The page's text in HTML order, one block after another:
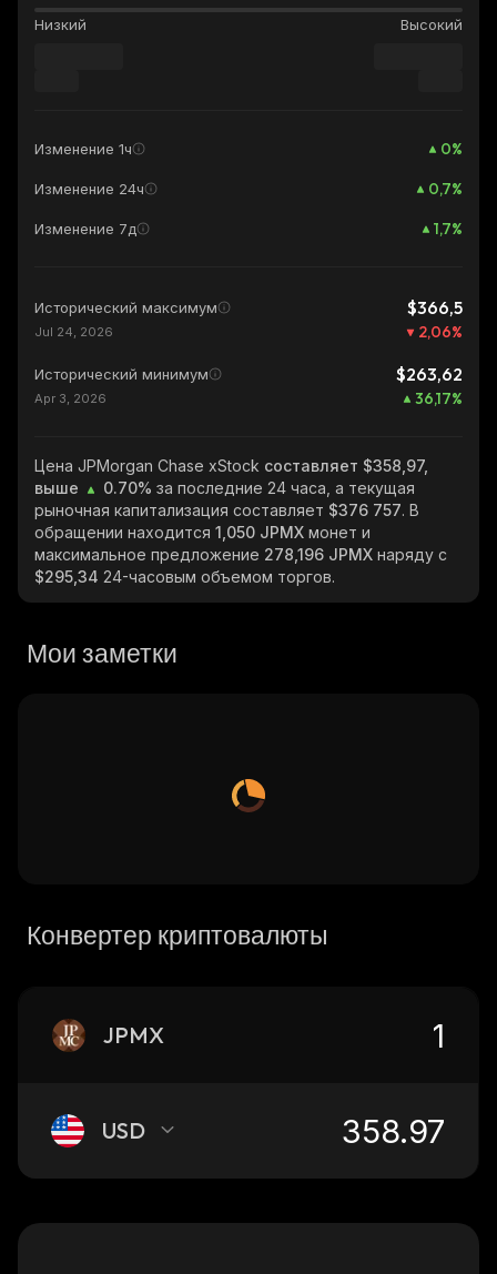
Низкий Высокий
Изменение 1ч 0%
Изменение 24ч 0,7%
Изменение 7д 1,7%
Исторический максимум $366,5
Jul 24, 2026 2,06%
Исторический минимум $263,62
Apr 3, 2026 36,17%
Цена JPMorgan Chase xStock составляет $358,97,
выше
0.70% за последние 24 часа, а текущая
рыночная капитализация составляет $376 757. В
обращении находится 1,050 JPMX монет и
максимальное предложение 278,196 JPMX наряду с
$295,34 24-часовым объемом торгов.
Мои заметки
Конвертер криптовалюты
JPMX
USD